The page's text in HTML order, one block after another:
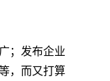
；发布企业
，而又打算